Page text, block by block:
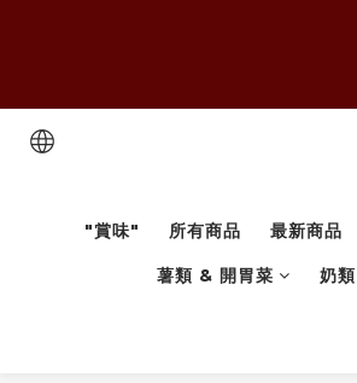
"賞味" 所有商品 最新商品
薯類 & 開胃菜 奶